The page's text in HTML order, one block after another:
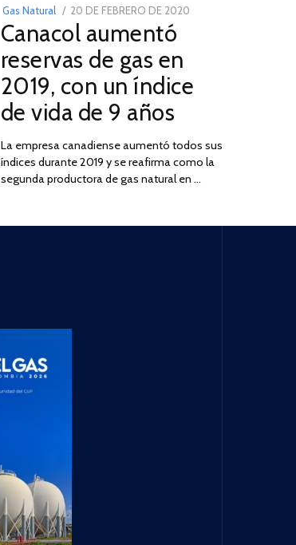
Gas Natural
POSTED
ON
20 DE FEBRERO DE 2020
2025
Canacol aumentó
reservas de gas en
2019, con un índice
de vida de 9 años
La empresa canadiense aumentó todos sus
índices durante 2019 y se reafirma como la
segunda productora de gas natural en …